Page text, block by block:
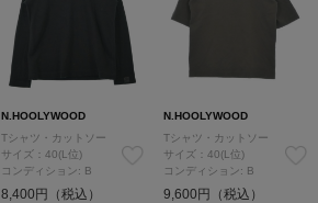
N.HOOLYWOOD
Tシャツ・カットソー
サイズ：40(L位)
コンディション: B
8,400円（税込）
N.HOOLYWOOD
Tシャツ・カットソー
サイズ：40(L位)
コンディション: B
9,600円（税込）